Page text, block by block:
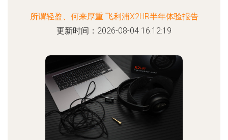
所谓轻盈、何来厚重 飞利浦X2HR半年体验报告
更新时间：2026-08-04 16:12:19